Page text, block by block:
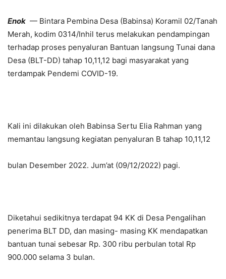
Enok — Bintara Pembina Desa (Babinsa) Koramil 02/Tanah
Merah, kodim 0314/Inhil terus melakukan pendampingan
terhadap proses penyaluran Bantuan langsung Tunai dana
Desa (BLT-DD) tahap 10,11,12 bagi masyarakat yang
terdampak Pendemi COVID-19.
Kali ini dilakukan oleh Babinsa Sertu Elia Rahman yang
memantau langsung kegiatan penyaluran B tahap 10,11,12
bulan Desember 2022. Jum’at (09/12/2022) pagi.
Diketahui sedikitnya terdapat 94 KK di Desa Pengalihan
penerima BLT DD, dan masing- masing KK mendapatkan
bantuan tunai sebesar Rp. 300 ribu perbulan total Rp
900.000 selama 3 bulan.